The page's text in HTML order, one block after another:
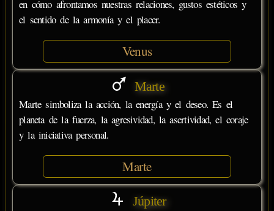
en cómo afrontamos nuestras relaciones, gustos estéticos y
el sentido de la armonía y el placer.
Venus
Marte
Marte simboliza la acción, la energía y el deseo. Es el
planeta de la fuerza, la agresividad, la asertividad, el coraje
y la iniciativa personal.
Marte
Júpiter